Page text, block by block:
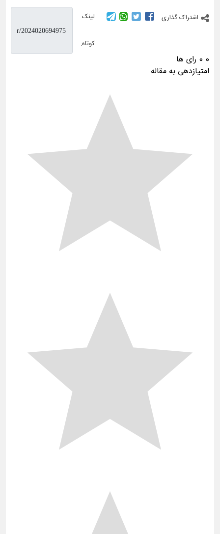
اشتراک گذاری لینک
کوتاه:
0
0 رای ها
امتیازدهی به مقاله